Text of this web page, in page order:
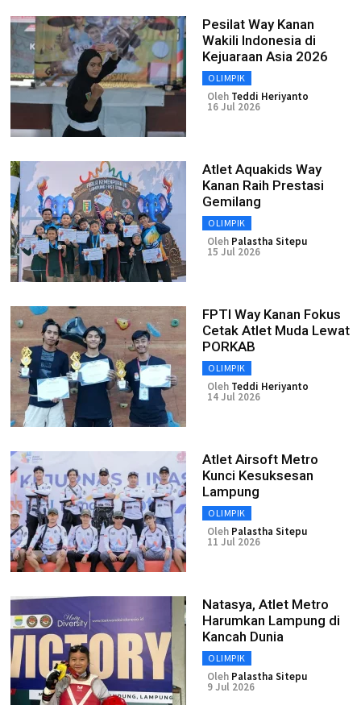
Pesilat Way Kanan
Wakili Indonesia di
Kejuaraan Asia 2026
OLIMPIK
Oleh Teddi Heriyanto
16 Jul 2026
Atlet Aquakids Way
Kanan Raih Prestasi
Gemilang
OLIMPIK
Oleh Palastha Sitepu
15 Jul 2026
FPTI Way Kanan Fokus
Cetak Atlet Muda Lewat
PORKAB
OLIMPIK
Oleh Teddi Heriyanto
14 Jul 2026
Atlet Airsoft Metro
Kunci Kesuksesan
Lampung
OLIMPIK
Oleh Palastha Sitepu
11 Jul 2026
Natasya, Atlet Metro
Harumkan Lampung di
Kancah Dunia
OLIMPIK
Oleh Palastha Sitepu
9 Jul 2026